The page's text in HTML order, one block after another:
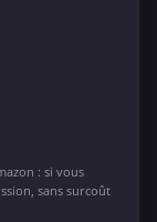
: si vous
sans surcoût